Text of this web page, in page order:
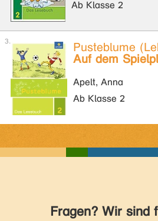
Ab Klasse 2
Pusteblume
Auf dem
Apelt, Anna
Ab Klasse 2